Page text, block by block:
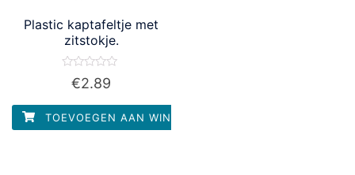
Plastic kaptafeltje met
zitstokje.
Waardering
5
€2.89
TOEVOEGEN AAN WINKELWAGEN